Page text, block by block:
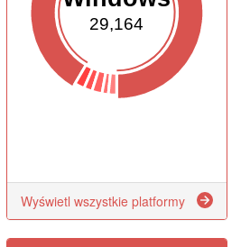
29,164
Wyświetl wszystkie platformy